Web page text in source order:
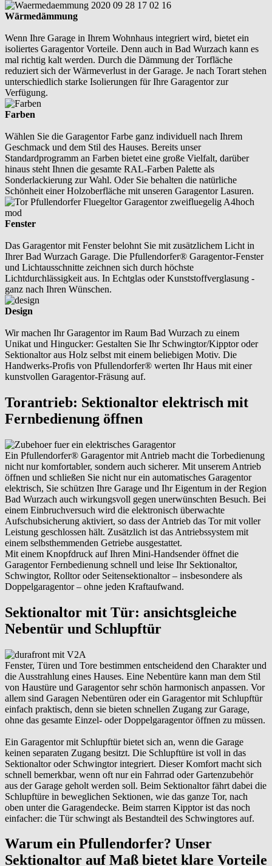
Wärmedämmung
Wenn Ihre Garage in Ihrem Wohnhaus integriert wird, bietet ein
isoliertes Garagentor Vorteile. Denn auch in Bad Wurzach kann es
mal richtig kalt werden. Durch die Dämmung der Torfläche
reduziert sich der Wärmeverlust in der Garage. Je nach Torart stehen
unterschiedlich starke Isolierungen für Ihre Garagentor zur
Verfügung.
Farben
Wählen Sie die Garagentor Farbe ganz individuell nach Ihrem
Geschmack und dem Stil des Hauses. Bereits unser
Standardprogramm an Farben bietet eine große Vielfalt, darüber
hinaus steht Ihnen die gesamte RAL-Farben Palette als
Sonderlackierung zur Wahl. Oder Sie behalten die natürliche
Schönheit einer Holzoberfläche mit unseren Garagentor Lasuren.
Fenster
Das Garagentor mit Fenster belohnt Sie mit zusätzlichem Licht in
Ihrer Bad Wurzach Garage. Die Pfullendorfer® Garagentor-Fenster
und Lichtausschnitte zeichnen sich durch höchste
Lichtdurchlässigkeit aus. In Echtglas oder Kunststoffverglasung -
ganz nach Ihren Wünschen.
Design
Wir machen Ihr Garagentor im Raum Bad Wurzach zu einem
Unikat und Hingucker: Gestalten Sie Ihr Schwingtor/Kipptor oder
Sektionaltor aus Holz selbst mit einem beliebigen Motiv. Die
Handwerks-Profis von Pfullendorfer® werten Ihr Haus mit einer
kunstvollen Garagentor-Fräsung auf.
Torantrieb: Sektionaltor elektrisch mit
Fernbedienung öffnen
Ein Pfullendorfer® Garagentor mit Antrieb macht die Torbedienung
nicht nur komfortabler, sondern auch sicherer. Mit unserem Antrieb
öffnen und schließen Sie nicht nur ein automatisches Garagentor
elektrisch, Sie schützen Ihre Garage und Ihr Eigentum in der Region
Bad Wurzach auch wirkungsvoll gegen unerwünschten Besuch. Bei
einem Einbruchversuch wird die elektronisch überwachte
Aufschubsicherung aktiviert, so dass der Antrieb das Tor mit voller
Leistung geschlossen hält. Zusätzlich ist das Antriebssystem mit
einem selbsthemmenden Getriebe ausgestattet.
Mit einem Knopfdruck auf Ihren Mini-Handsender öffnet die
Garagentor Fernbedienung schnell und leise Ihr Sektionaltor,
Schwingtor, Rolltor oder Seitensektionaltor – insbesondere als
Doppelgaragentor – ohne jeden Kraftaufwand.
Sektionaltor mit Tür: ansichtsgleiche
Nebentür und Schlupftür
Fenster, Türen und Tore bestimmen entscheidend den Charakter und
die Ausstrahlung eines Hauses. Eine Nebentüre kann man dem Stil
von Haustüre und Garagentor sehr schön harmonisch anpassen. Vor
allem sind Garagen Nebentüren oder ein Garagentor mit Schlupftür
einfach praktisch, denn sie bieten schnellen Zugang zur Garage,
ohne das gesamte Einzel- oder Doppelgaragentor öffnen zu müssen.
Ein Garagentor mit Schlupftür bietet sich an, wenn die Garage
keinen separaten Zugang besitzt. Die Schlupftüre ist voll in das
Sektionaltor oder Schwingtor integriert. Dieser Komfort macht sich
schnell bemerkbar, wenn oft nur ein Fahrrad oder Gartenzubehör
aus der Garage geholt werden soll. Beim Sektionaltor fährt dabei die
Schlupftüre in beweglichen Sektionen, wie das ganze Tor, nach
oben unter die Garagendecke. Beim starren Kipptor ist das noch
einfacher: die Tür schwingt als Bestandteil des Schwingtores auf.
Warum ein Pfullendorfer? Unser
Sektionaltor auf Maß bietet klare Vorteile